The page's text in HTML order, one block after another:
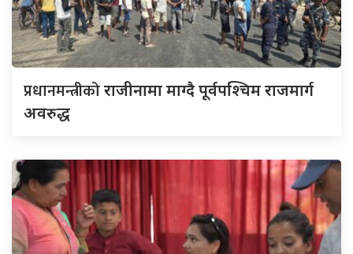
प्रधानमन्त्रीकोराजीनामा माग्दै पूर्वपश्चिम राजमार्ग
अवरुद्ध